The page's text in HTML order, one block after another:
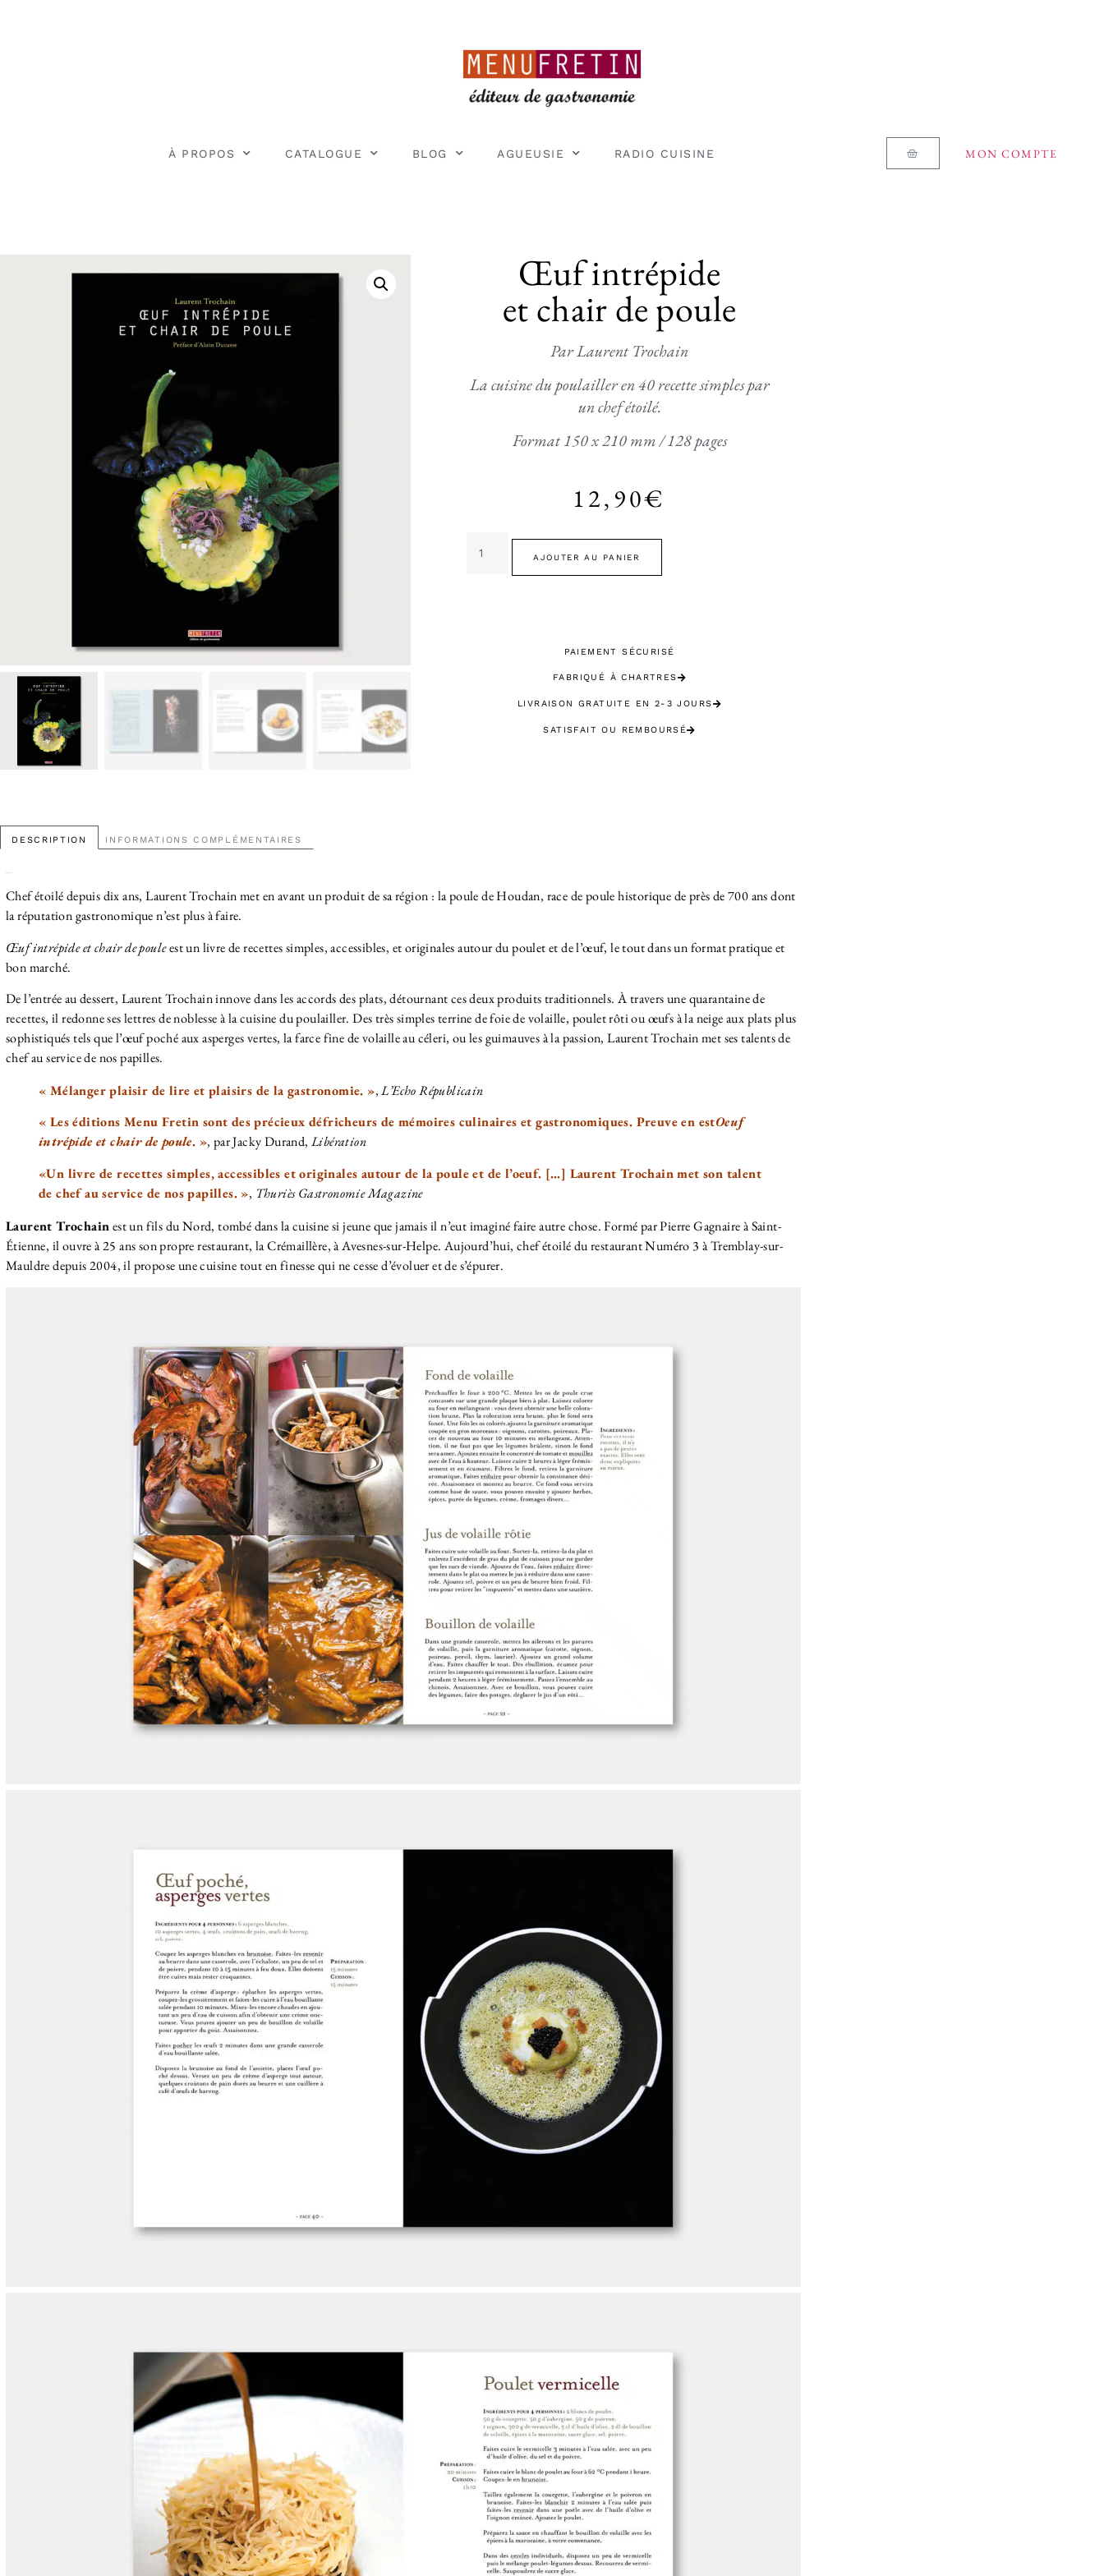
À PROPOS CATALOGUE BLOG AGUEUSIE RADIO CUISINE MON COMPTE
Œuf intrépide
et chair de poule
Par Laurent Trochain
La cuisine du poulailler en 40 recette simples par
un chef étoilé.
Format 150 x 210 mm / 128 pages
12,90€
AJOUTER AU PANIER
PAIEMENT SÉCURISÉ
FABRIQUÉ À CHARTRES
LIVRAISON GRATUITE EN 2-3 JOURS
SATISFAIT OU REMBOURSÉ
DESCRIPTION INFORMATIONS COMPLÉMENTAIRES
Chef étoilé depuis dix ans, Laurent Trochain met en avant un produit de sa région : la poule de Houdan, race de poule historique de près de 700 ans dont
la réputation gastronomique n’est plus à faire.
Œuf intrépide et chair de pouleest un livre de recettes simples, accessibles, et originales autour du poulet et de l’œuf, le tout dans un format pratique et
bon marché.
De l’entrée au dessert, Laurent Trochain innove dans les accords des plats, détournant ces deux produits traditionnels. À travers une quarantaine de
recettes, il redonne ses lettres de noblesse à la cuisine du poulailler. Des très simples terrine de foie de volaille, poulet rôti ou œufs à la neige aux plats plus
sophistiqués tels que l’œuf poché aux asperges vertes, la farce fine de volaille au céleri, ou les guimauves à la passion, Laurent Trochain met ses talents de
chef au service de nos papilles.
« Mélanger plaisir de lire et plaisirs de la gastronomie. »,L’Echo Républicain
« Les éditions Menu Fretin sont des précieux défricheurs de mémoires culinaires et gastronomiques. Preuve en estOeuf
intrépide et chair de poule. », par Jacky Durand,Libération
«Un livre de recettes simples, accessibles et originales autour de la poule et de l’oeuf. […] Laurent Trochain met son talent
de chef au service de nos papilles. », Thuriès Gastronomie Magazine
Laurent Trochainest un fils du Nord, tombé dans la cuisine si jeune que jamais il n’eut imaginé faire autre chose. Formé par Pierre Gagnaire à Saint-
Étienne, il ouvre à 25 ans son propre restaurant, la Crémaillère, à Avesnes-sur-Helpe. Aujourd’hui, chef étoilé du restaurant Numéro 3 à Tremblay-sur-
Mauldre depuis 2004, il propose une cuisine tout en finesse qui ne cesse d’évoluer et de s’épurer.